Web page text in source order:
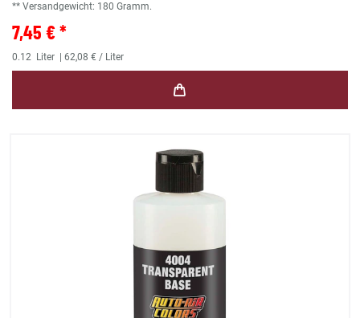
** Versandgewicht: 180 Gramm.
7,45 € *
0.12 Liter | 62,08 € / Liter